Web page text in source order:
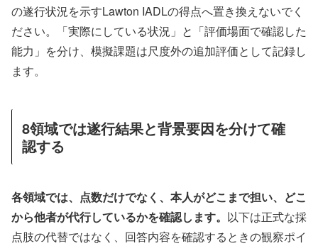
の遂行状況を示すLawton IADLの得点へ置き換えないでく
ださい。「実際にしている状況」と「評価場面で確認した
能力」を分け、模擬課題は尺度外の追加評価として記録し
ます。
8領域では遂行結果と背景要因を分けて確
認する
各領域では、点数だけでなく、本人がどこまで担い、どこ
から他者が代行しているかを確認します。 以下は正式な採
点肢の代替ではなく、回答内容を確認するときの観察ポイ